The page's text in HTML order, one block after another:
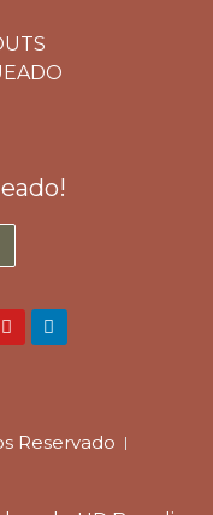
Reservado